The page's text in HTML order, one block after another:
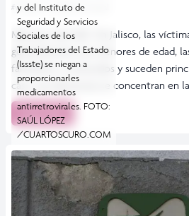
#violación #violencia sexual
Más por más Gdl.- En Jalisco, las
generalmente son menores de edad,
familiares o conocidos y suceden
casa. Las denuncias se concentran en
Leer más
y del Instituto de
Seguridad y Servicios
Sociales de los
Trabajadores del Estado
(Issste) se niegan a
proporcionarles
medicamentos
antirretrovirales. FOTO:
SAÚL LÓPEZ
/CUARTOSCURO.COM